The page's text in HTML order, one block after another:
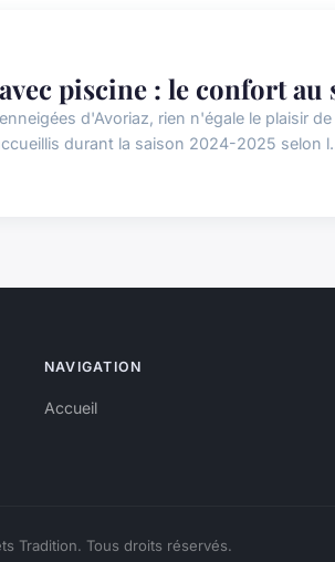
piscine : le confort au
d'Avoriaz, rien n'égale le plaisir
durant la saison 2024-2025 selon
NAVIGATION
Accueil
Tradition. Tous droits réservés.